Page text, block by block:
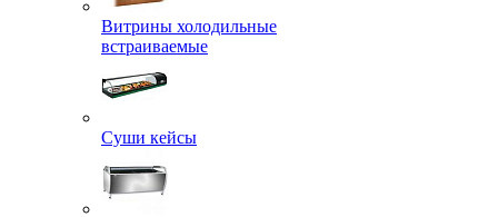
Витрины холодильные
встраиваемые
Суши кейсы